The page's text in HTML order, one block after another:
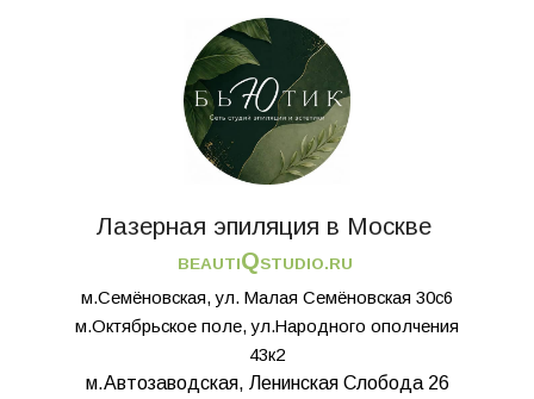
Лазерная эпиляция в Москве
BEAUTIQSTUDIO.RU
м.Семёновская, ул. Малая Семёновская 30с6
м.Октябрьское поле, ул.Народного ополчения
43к2
м.Автозаводская, Ленинская Слобода 26